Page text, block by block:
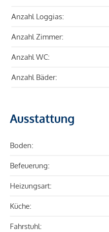
Anzahl Loggias:
Anzahl Zimmer:
Anzahl WC:
Anzahl Bäder:
Ausstattung
Boden:
Befeuerung:
Heizungsart:
Küche:
Fahrstuhl: